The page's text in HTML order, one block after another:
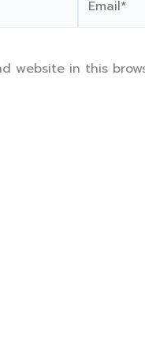
website in this